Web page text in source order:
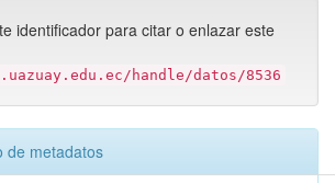
identificador para citar o enlazar este
handle/datos/8536
de metadatos